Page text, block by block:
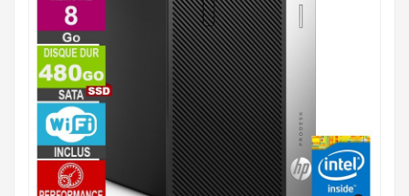
Mesure
Tout-